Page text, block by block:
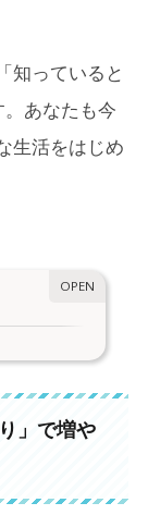
知っていると
あなたも今
生活をはじめ
銀行を活
てNISA」
」で増や